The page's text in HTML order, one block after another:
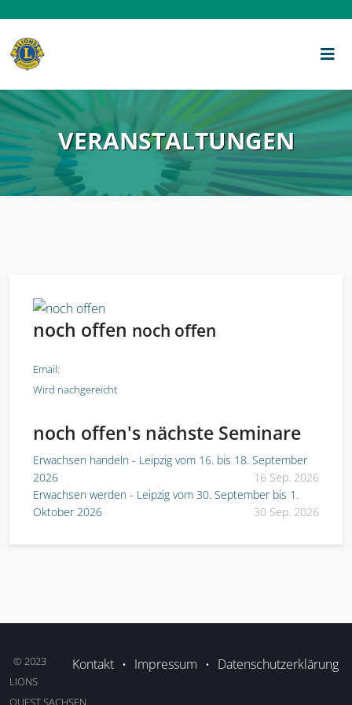
VERANSTALTUNGEN
noch offen noch offen
Email:
Wird nachgereicht
noch offen's nächste Seminare
Erwachsen handeln - Leipzig vom 16. bis 18. September
2026
16 Sep. 2026
Erwachsen werden - Leipzig vom 30. September bis 1.
Oktober 2026
30 Sep. 2026
Kontakt • Impressum • Datenschutzerklärung
© 2023
LIONS
QUEST SACHSEN